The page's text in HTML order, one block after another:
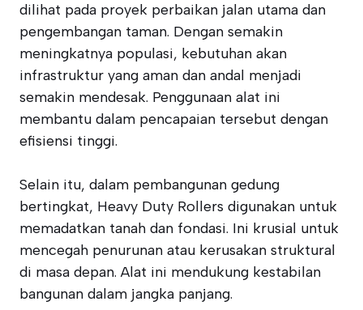
dilihat pada proyek perbaikan jalan utama dan
pengembangan taman. Dengan semakin
meningkatnya populasi, kebutuhan akan
infrastruktur yang aman dan andal menjadi
semakin mendesak. Penggunaan alat ini
membantu dalam pencapaian tersebut dengan
efisiensi tinggi.
Selain itu, dalam pembangunan gedung
bertingkat, Heavy Duty Rollers digunakan untuk
memadatkan tanah dan fondasi. Ini krusial untuk
mencegah penurunan atau kerusakan struktural
di masa depan. Alat ini mendukung kestabilan
bangunan dalam jangka panjang.